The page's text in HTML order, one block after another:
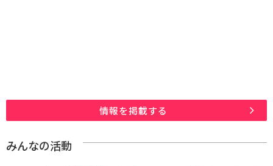
情報を掲載する
みんなの活動